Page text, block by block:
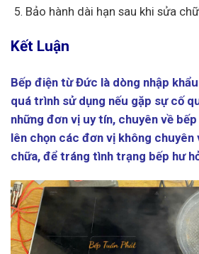
Bảo hành dài hạn sau khi sửa
Kết Luận
Bếp điện từ Đức là dòng nhập
quá trình sử dụng nếu gặp sự cố
những đơn vị uy tín, chuyên về
lên chọn các đơn vị không chuyên
chữa, để tráng tình trạng bếp hư